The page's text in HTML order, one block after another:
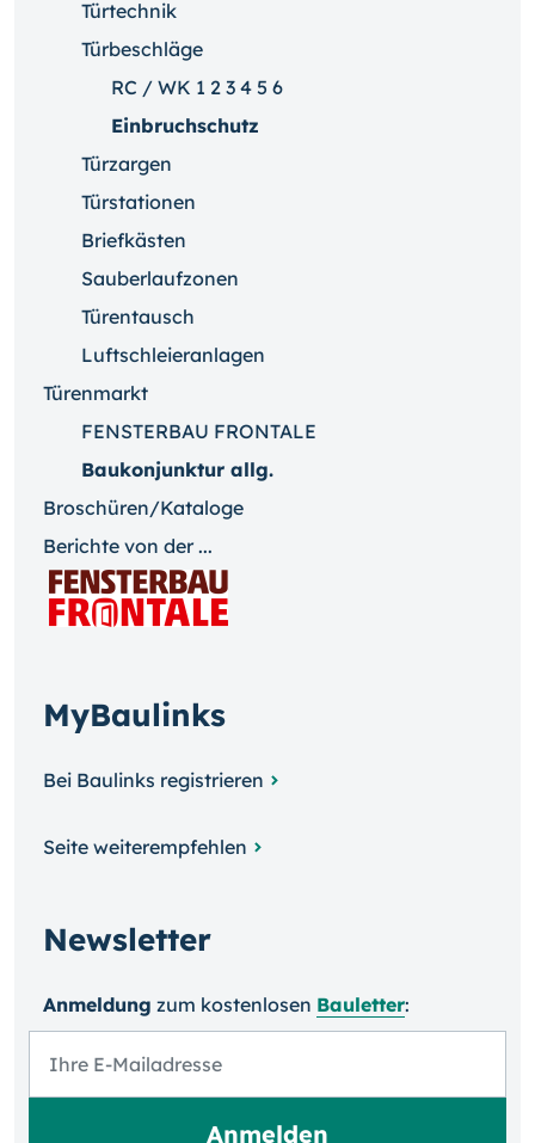
Türtechnik
Türbeschläge
RC / WK 1 2 3 4 5 6
Einbruchschutz
Türzargen
Türstationen
Briefkästen
Sauberlaufzonen
Türentausch
Luftschleieranlagen
Türenmarkt
FENSTERBAU FRONTALE
Baukonjunktur allg.
Broschüren/Kataloge
Berichte von der ...
MyBaulinks
Bei Baulinks registrieren
Seite weiterempfehlen
Newsletter
Anmeldung zum kosten­losen Bauletter: